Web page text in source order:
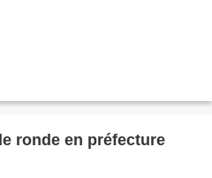
ronde en préfecture